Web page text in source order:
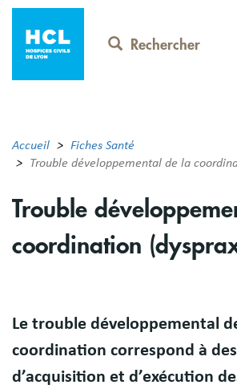
Aller
contenu
principal
Rechercher
Accueil
Fiches Santé
Trouble développemental de la
Trouble
coordination
Résumé
Le trouble développemental
coordination correspond à
d’acquisition et d’exécution